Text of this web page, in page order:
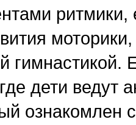
ритмики,
гимнастикой.
дети ведут